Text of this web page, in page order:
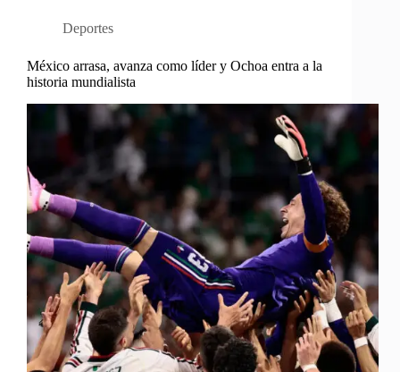
Deportes
México arrasa, avanza como líder y Ochoa entra a la
historia mundialista